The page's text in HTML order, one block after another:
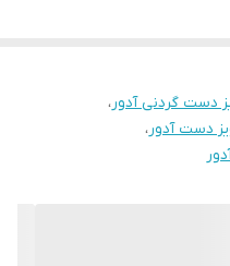
در نصب و استفاده.
دست گردنی آدور،
دست آدور،